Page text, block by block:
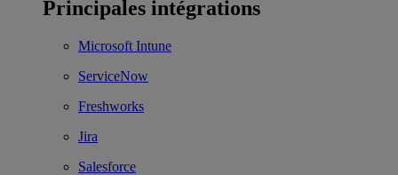
Principales intégrations
Microsoft Intune
ServiceNow
Freshworks
Jira
Salesforce